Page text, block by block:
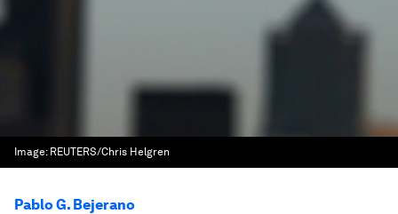
Image: REUTERS/Chris Helgren
Pablo G. Bejerano